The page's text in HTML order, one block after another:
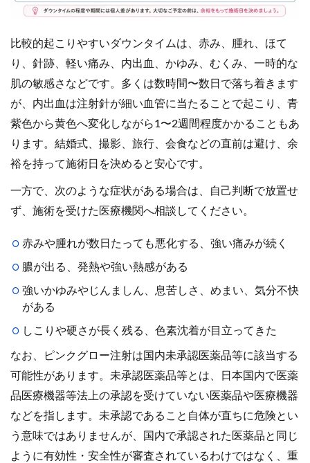
比較的起こりやすいダウンタイムは、赤み、腫れ、ほて
り、針跡、軽い痛み、内出血、かゆみ、むくみ、一時的な
肌の敏感さなどです。多くは数時間〜数日で落ち着きます
が、内出血は注射針が細い血管に当たることで起こり、青
紫色から黄色へ変化しながら1〜2週間程度かかることもあ
ります。結婚式、撮影、旅行、会食などの直前は避け、余
裕を持って施術日を決めると安心です。
一方で、次のような症状がある場合は、自己判断で放置せ
ず、施術を受けた医療機関へ相談してください。
赤みや腫れが数日たっても悪化する、強い痛みが続く
膿が出る、発熱や強い熱感がある
強いかゆみやじんましん、息苦しさ、めまい、気分不快
がある
しこりや硬さが長く残る、色素沈着が目立ってきた
なお、ピンクグロー注射は国内未承認医薬品等に該当する
可能性があります。未承認医薬品等とは、日本国内で医薬
品医療機器等法上の承認を受けていない医薬品や医療機器
などを指します。未承認であること自体が直ちに危険とい
う意味ではありませんが、国内で承認された医薬品と同じ
ように有効性・安全性が審査されているわけではなく、重